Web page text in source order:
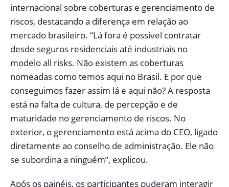
internacional sobre coberturas e gerenciamento de
riscos, destacando a diferença em relação ao
mercado brasileiro. “Lá fora é possível contratar
desde seguros residenciais até industriais no
modelo all risks. Não existem as coberturas
nomeadas como temos aqui no Brasil. E por que
conseguimos fazer assim lá e aqui não? A resposta
está na falta de cultura, de percepção e de
maturidade no gerenciamento de riscos. No
exterior, o gerenciamento está acima do CEO, ligado
diretamente ao conselho de administração. Ele não
se subordina a ninguém”, explicou.
Após os painéis, os participantes puderam interagir